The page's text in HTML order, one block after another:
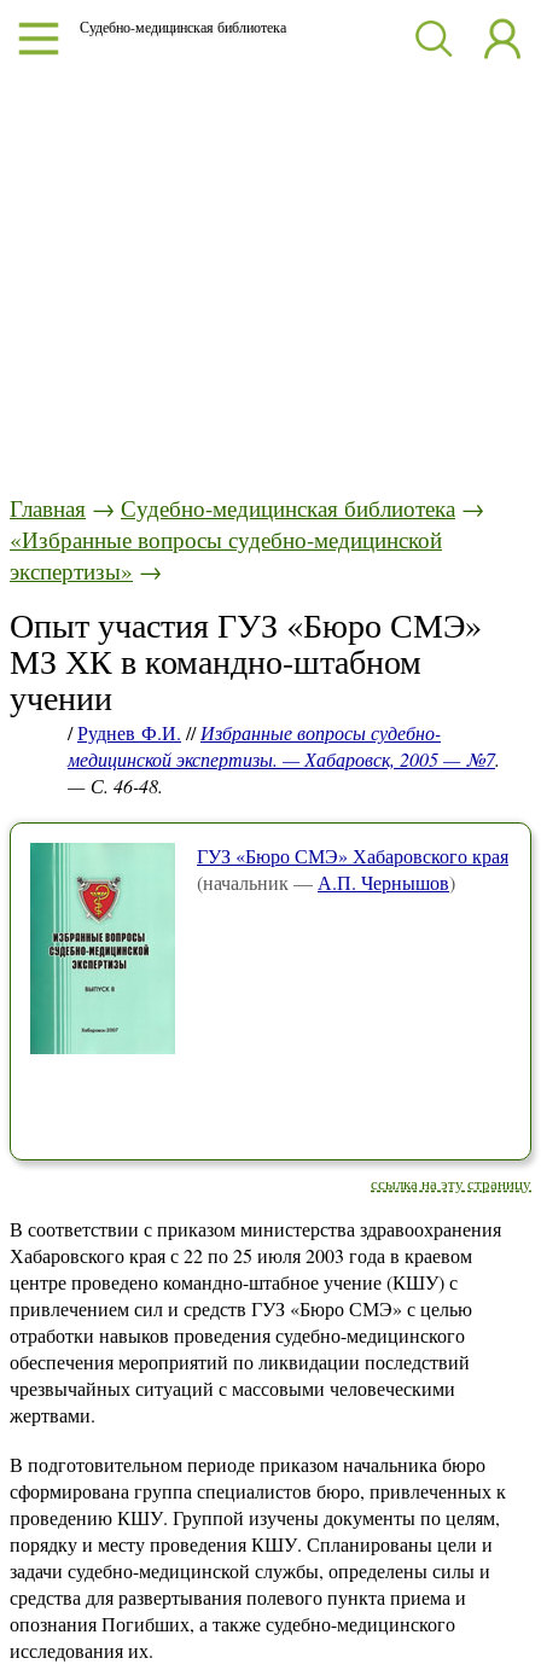
Судебно-медицинская библиотека
Главная → Судебно-медицинская библиотека →
«Избранные вопросы судебно-медицинской
экспертизы» →
Опыт участия ГУЗ «Бюро СМЭ»
МЗ ХК в командно-штабном
учении
/Руднев Ф.И. //Избранные вопросы судебно-
медицинской экспертизы. — Хабаровск, 2005 — №7.
— С. 46-48.
ГУЗ «Бюро СМЭ» Хабаровского края
(начальник — А.П. Чернышов)
ссылка на эту страницу
В соответствии с приказом министерства здравоохранения
Хабаровского края с 22 по 25 июля 2003 года в краевом
центре проведено командно-штабное учение (КШУ) с
привлечением сил и средств ГУЗ «Бюро СМЭ» с целью
отработки навыков проведения судебно-медицинского
обеспечения мероприятий по ликвидации последствий
чрезвычайных ситуаций с массовыми человеческими
жертвами.
В подготовительном периоде приказом начальника бюро
сформирована группа специалистов бюро, привлеченных к
проведению КШУ. Группой изучены документы по целям,
порядку и месту проведения КШУ. Спланированы цели и
задачи судебно-медицинской службы, определены силы и
средства для развертывания полевого пункта приема и
опознания Погибших, а также судебно-медицинского
исследования их.